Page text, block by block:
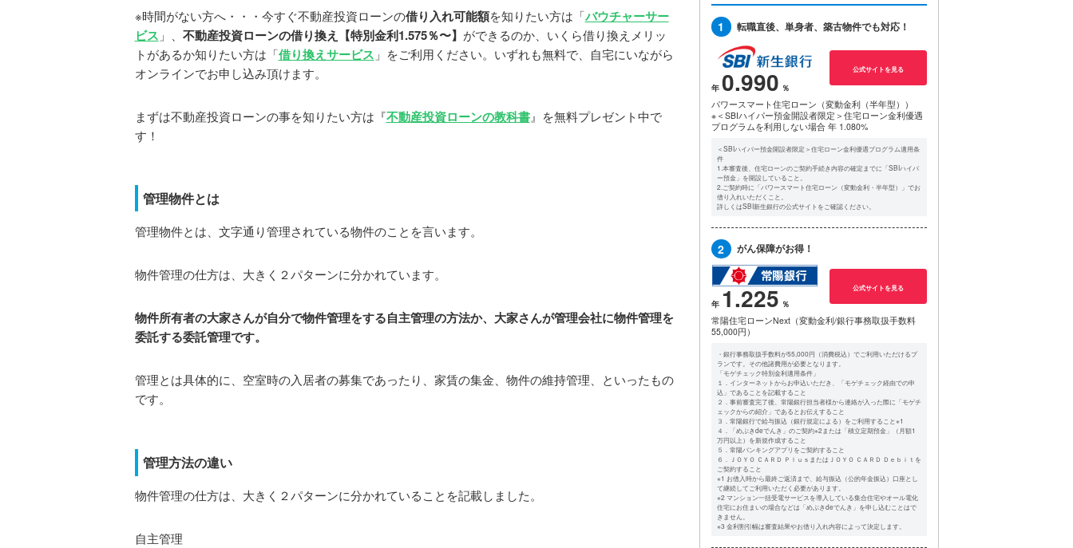
※時間がない方へ・・・今すぐ不動産投資ローンの借り入れ可能額を知りたい方は「バウチャーサー
ビス 」、 不動産投資ローンの借り換え【特別金利1.575％〜】 ができるのか、いくら借り換えメリッ
トがあるか知りたい方は「借り換えサービス 」をご利用ください。いずれも無料で、自宅にいながら
オンラインでお申し込み頂けます。
まずは不動産投資ローンの事を知りたい方は『不動産投資ローンの教科書』を無料プレゼント中で
す！
管理物件とは
管理物件とは、文字通り管理されている物件のことを言います。
物件管理の仕方は、大きく２パターンに分かれています。
物件所有者の大家さんが自分で物件管理をする自主管理の方法か、大家さんが管理会社に物件管理を
委託する委託管理です。
管理とは具体的に、空室時の入居者の募集であったり、家賃の集金、物件の維持管理、といったもの
です。
管理方法の違い
物件管理の仕方は、大きく２パターンに分かれていることを記載しました。
自主管理
1 転職直後、単身者、築古物件でも対応！
0.990 公式サイトを見る
パワースマート住宅ローン（変動金利（半年型））
※＜SBIハイパー預金開設者限定＞住宅ローン金利優遇
プログラムを利用しない場合 年 1.080%
＜SBIハイパー預金開設者限定＞住宅ローン金利優遇プログラム適用条
件
1.本審査後、住宅ローンのご契約手続き内容の確定までに「SBIハイパ
ー預金」を開設していること。
2.ご契約時に「パワースマート住宅ローン（変動金利・半年型）」でお
借り入れいただくこと。
詳しくはSBI新生銀行の公式サイトをご確認ください。
2 がん保障がお得！
1.225 公式サイトを見る
常陽住宅ローンNext（変動金利/銀行事務取扱手数料
55,000円）
・銀行事務取扱手数料が55,000円（消費税込）でご利用いただけるプ
ランです。その他諸費用が必要となります。
「モゲチェック特別金利適用条件」
１．インターネットからお申込いただき、「モゲチェック経由での申
込」であることを記載すること
２．事前審査完了後、常陽銀行担当者様から連絡が入った際に「モゲチ
ェックからの紹介」であるとお伝えすること
３．常陽銀行で給与振込（銀行規定による）をご利用すること※1
４．「めぶきdeでんき」のご契約※2または「積立定期預金」（月額1
万円以上）を新規作成すること
５．常陽バンキングアプリをご契約すること
６．ＪＯＹＯ ＣＡＲＤ ＰｌｕｓまたはＪＯＹＯ ＣＡＲＤ Ｄｅｂｉｔを
ご契約すること
※1 お借入時から最終ご返済まで、給与振込（公的年金振込）口座とし
て継続してご利用いただく必要があります。
※2 マンション一括受電サービスを導入している集合住宅やオール電化
住宅にお住まいの場合などは「めぶきdeでんき」を申し込むことはで
きません。
※3 金利割引幅は審査結果やお借り入れ内容によって決定します。